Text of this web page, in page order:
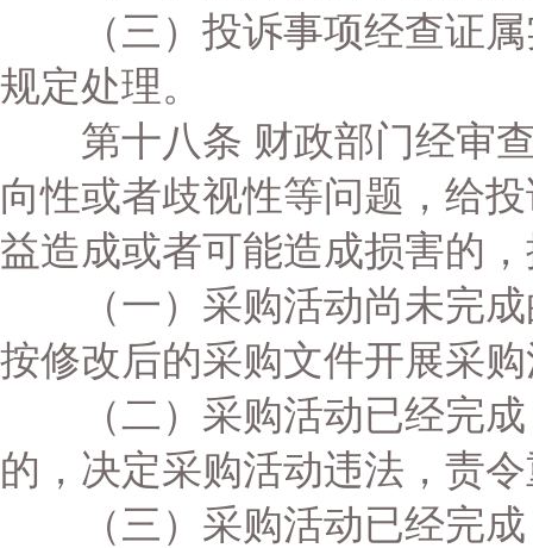
（三）投诉事项经查证属
规定处理。
第十八条 财政部门经审查
向性或者歧视性等问题，给
益造成或者可能造成损害的
（一）采购活动尚未完成
按修改后的采购文件开展采
（二）采购活动已经完成
的，决定采购活动违法，责
（三）采购活动已经完成